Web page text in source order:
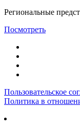
Региональные
Посмотреть
Пользовательское
Политика в